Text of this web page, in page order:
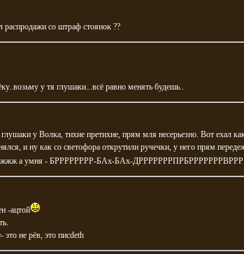
распродажи со штраф стоянок ??
у тя глушаки...всё равно менять будешь..
у Волка, тихие претихие, прям мля несерьезно. Вот ехал
и ну как со светофора открутили ручечки, у него прям
а умня - БРРРРРРРР-БАх-БАх-
-ацтой
не рёв, это писdеth